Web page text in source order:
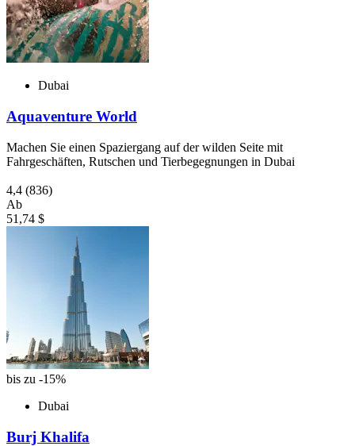
Dubai
Aquaventure World
Machen Sie einen Spaziergang auf der wilden Seite mit
Fahrgeschäften, Rutschen und Tierbegegnungen in Dubai
4,4 (836)
Ab
51,74 $
bis zu -15%
Dubai
Burj Khalifa